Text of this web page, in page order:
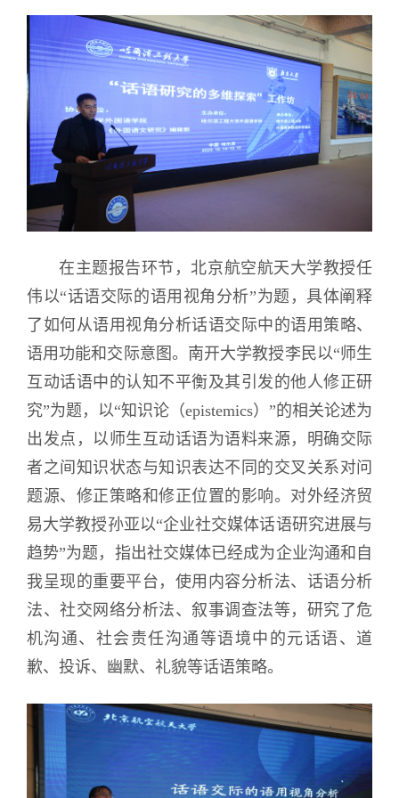
在主题报告环节，北京航空航天大学教授任
伟以“话语交际的语用视角分析”为题，具体阐释
了如何从语用视角分析话语交际中的语用策略、
语用功能和交际意图。南开大学教授李民以“师生
互动话语中的认知不平衡及其引发的他人修正研
究”为题，以“知识论（epistemics）”的相关论述为
出发点，以师生互动话语为语料来源，明确交际
者之间知识状态与知识表达不同的交叉关系对问
题源、修正策略和修正位置的影响。对外经济贸
易大学教授孙亚以“企业社交媒体话语研究进展与
趋势”为题，指出社交媒体已经成为企业沟通和自
我呈现的重要平台，使用内容分析法、话语分析
法、社交网络分析法、叙事调查法等，研究了危
机沟通、社会责任沟通等语境中的元话语、道
歉、投诉、幽默、礼貌等话语策略。